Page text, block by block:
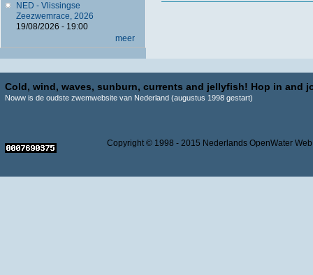
NED - Vlissingse
Zeezwemrace, 2026
19/08/2026 - 19:00
meer
Cold, wind, waves, sunburn, currents and jellyfish! Hop in and
Noww is de oudste zwemwebsite van Nederland (augustus 1998 gestart)
Copyright © 1998 - 2015 Nederlands OpenWater